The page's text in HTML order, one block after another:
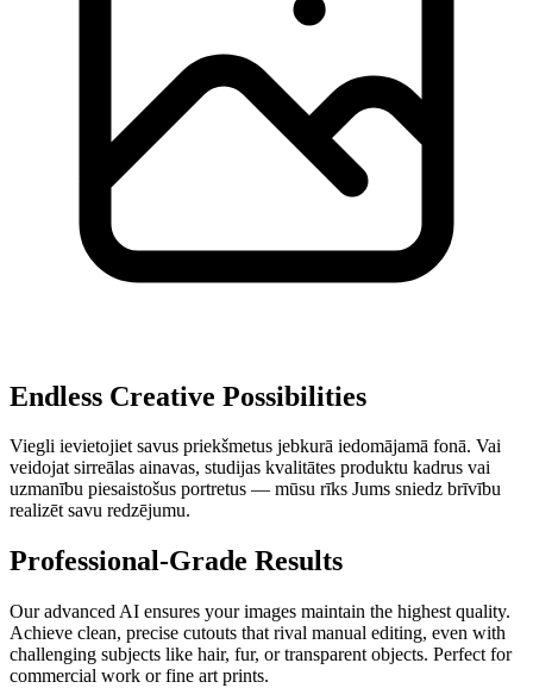
Endless Creative Possibilities
Viegli ievietojiet savus priekšmetus jebkurā iedomājamā fonā. Vai
veidojat sirreālas ainavas, studijas kvalitātes produktu kadrus vai
uzmanību piesaistošus portretus — mūsu rīks Jums sniedz brīvību
realizēt savu redzējumu.
Professional-Grade Results
Our advanced AI ensures your images maintain the highest quality.
Achieve clean, precise cutouts that rival manual editing, even with
challenging subjects like hair, fur, or transparent objects. Perfect for
commercial work or fine art prints.